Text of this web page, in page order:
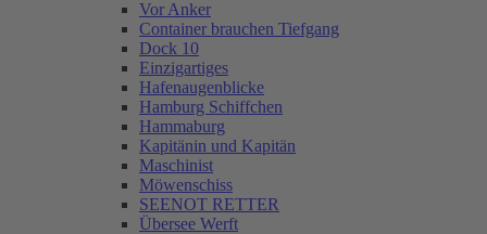
Vor Anker
Container brauchen Tiefgang
Dock 10
Einzigartiges
Hafenaugen­blicke
Hamburg Schiffchen
Hammaburg
Kapitänin und Kapitän
Maschinist
Möwenschiss
SEENOT RETTER
Übersee Werft